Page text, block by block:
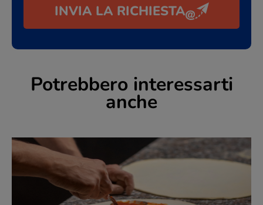
INVIA LA RICHIESTA
Potrebbero interessarti
anche